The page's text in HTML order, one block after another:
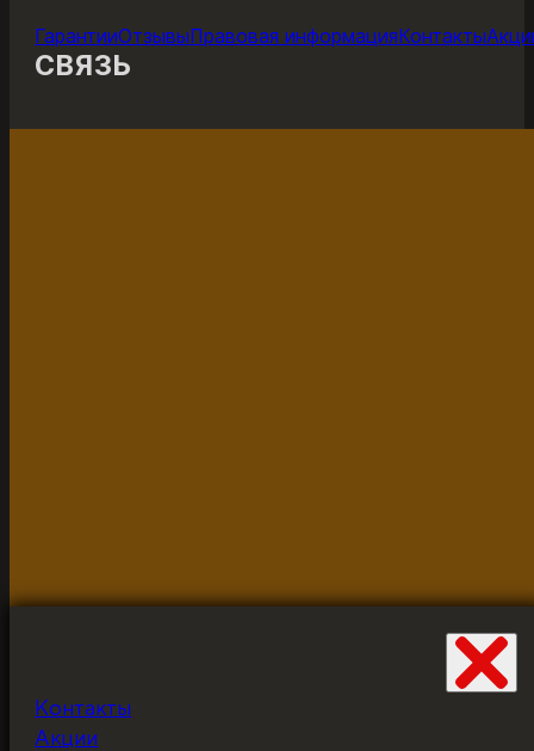
Контакты
Акции
ГарантииОтзывыПравовая информацияКонтакты
СВЯЗЬ